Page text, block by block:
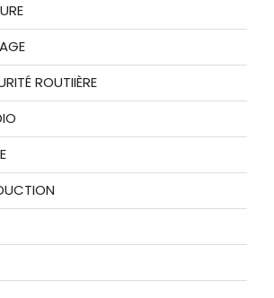
ROUTIIÈRE